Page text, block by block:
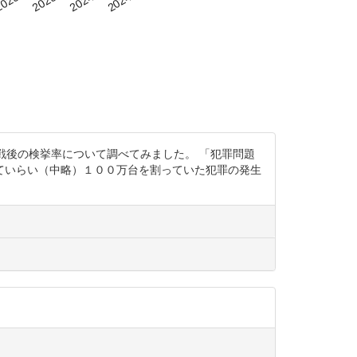
の検挙率について調べてみました。 「犯罪問題
らい（中略）１００万台を割っていた犯罪の発生